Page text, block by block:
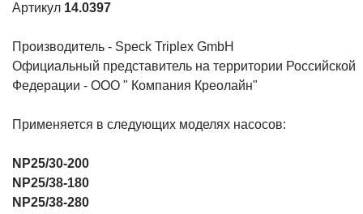
Артикул 14.0397
Производитель - Speck Triplex GmbH
Официальный представитель на территории Российской
Федерации - ООО " Компания Креолайн"
Применяется в следующих моделях насосов:
NP25/30-200
NP25/38-180
NP25/38-280